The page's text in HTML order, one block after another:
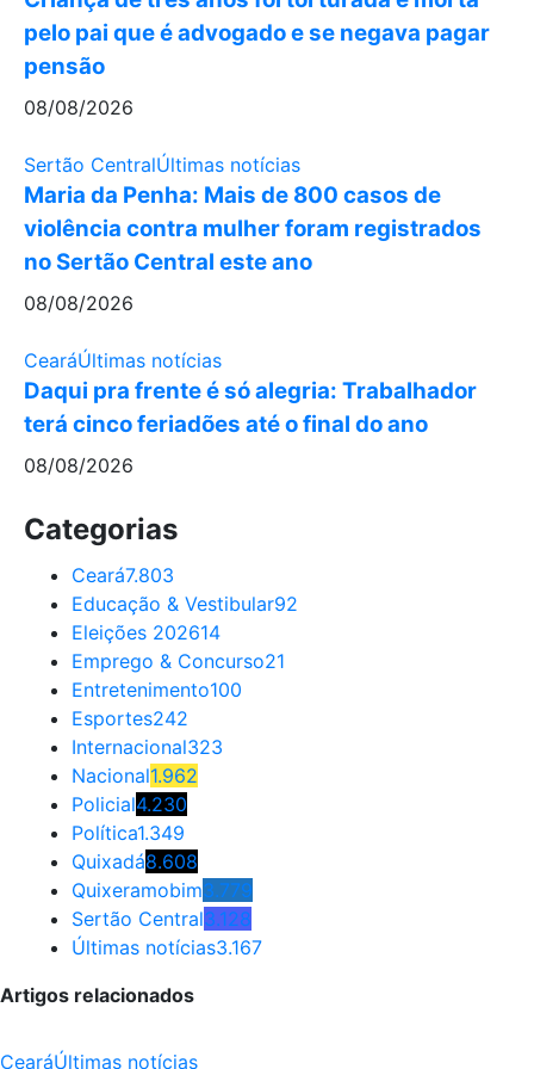
pelo pai que é advogado e se negava pagar
pensão
08/08/2026
Sertão CentralÚltimas notícias
Maria da Penha: Mais de 800 casos de
violência contra mulher foram registrados
no Sertão Central este ano
08/08/2026
CearáÚltimas notícias
Daqui pra frente é só alegria: Trabalhador
terá cinco feriadões até o final do ano
08/08/2026
Categorias
Ceará7.803
Educação & Vestibular92
Eleições 202614
Emprego & Concurso21
Entretenimento100
Esportes242
Internacional323
Nacional1.962
Policial4.230
Política1.349
Quixadá8.608
Quixeramobim3.779
Sertão Central3.128
Últimas notícias3.167
Artigos relacionados
CearáÚltimas notícias